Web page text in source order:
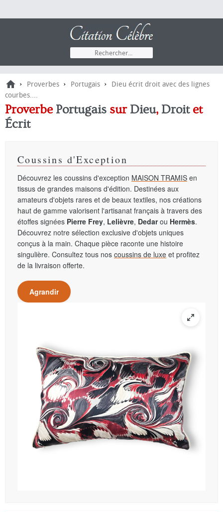
› Proverbes › Portugais ›
Dieu écrit droit avec des lignes
courbes....
Proverbe Portugais sur Dieu, Droitet
Écrit
Coussins d'Exception
Découvrez les coussins d'exception MAISON TRAMIS en
tissus de grandes maisons d'édition. Destinées aux
amateurs d'objets rares et de beaux textiles, nos créations
haut de gamme valorisent l'artisanat français à travers des
étoffes signées Pierre Frey, Lelièvre, Dedarou Hermès.
Découvrez notre sélection exclusive d'objets uniques
conçus à la main. Chaque pièce raconte une histoire
singulière. Consultez tous nos coussins de luxe et profitez
de la livraison offerte.
Agrandir